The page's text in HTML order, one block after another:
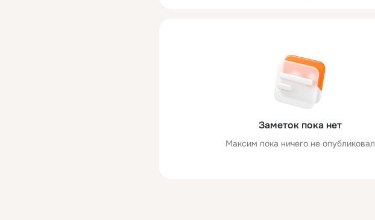
Заметок пока нет
Максим пока ничего не опубликовал